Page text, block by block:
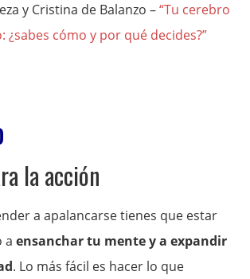
y Cristina de Balanzo –“Tu cerebro
¿sabes cómo y por qué decides?”
la acción
a apalancarse tienes que estar
aensanchar tu mente y a expandir
. Lo más fácil es hacer lo que